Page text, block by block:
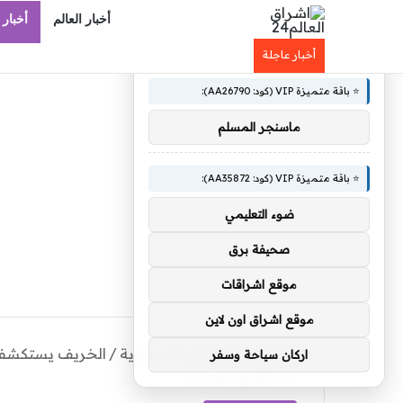
أخبار العالم
أخبار عاجلة
الرئيسية/أخبار السعودية / الخريف يستكشف
السعودي الروسي
🚀 توصيات :
⭐ باقة متميزة VIP (كود: AA26790):
ماسنجر المسلم
⭐ باقة متميزة VIP (كود: AA35872):
ضوء التعليمي
صحيفة برق
موقع اشراقات
موقع اشراق اون لاين
اركان سياحة وسفر